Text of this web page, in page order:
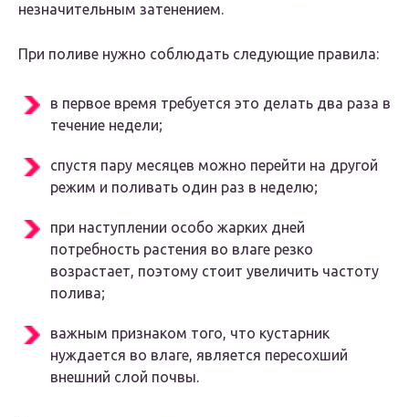
незначительным затенением.
При поливе нужно соблюдать следующие правила:
в первое время требуется это делать два раза в
течение недели;
спустя пару месяцев можно перейти на другой
режим и поливать один раз в неделю;
при наступлении особо жарких дней
потребность растения во влаге резко
возрастает, поэтому стоит увеличить частоту
полива;
важным признаком того, что кустарник
нуждается во влаге, является пересохший
внешний слой почвы.